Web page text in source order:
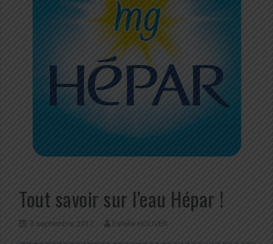
Tout savoir sur l’eau Hépar !
3 septembre 2017 Estelle HOUVER